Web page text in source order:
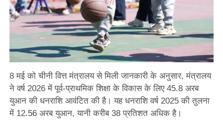
8 मई को चीनी वित्त मंत्रालय से मिली जानकारी के अनुसार, मंत्रालय
ने वर्ष 2026 में पूर्व-प्राथमिक शिक्षा के विकास के लिए 45.8 अरब
युआन की धनराशि आवंटित की है। यह धनराशि वर्ष 2025 की तुलना
में 12.56 अरब युआन, यानी करीब 38 प्रतिशत अधिक है।